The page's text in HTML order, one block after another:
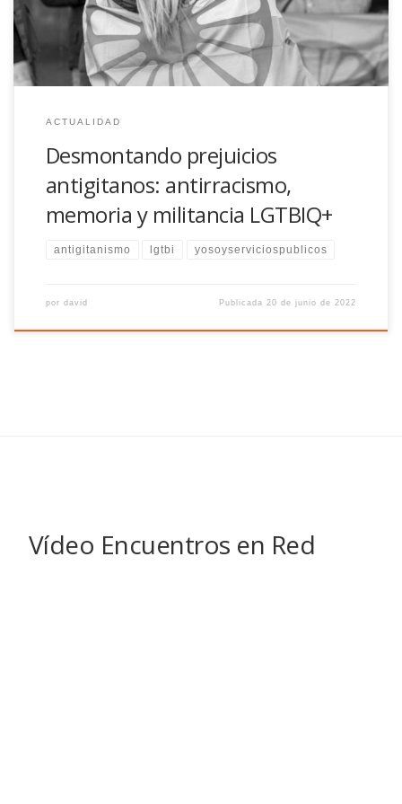
ACTUALIDAD
Desmontando prejuicios
antigitanos: antirracismo,
memoria y militancia LGTBIQ+
antigitanismo lgtbi yosoyserviciospublicos
por david Publicada 20 de junio de 2022
Vídeo Encuentros en Red